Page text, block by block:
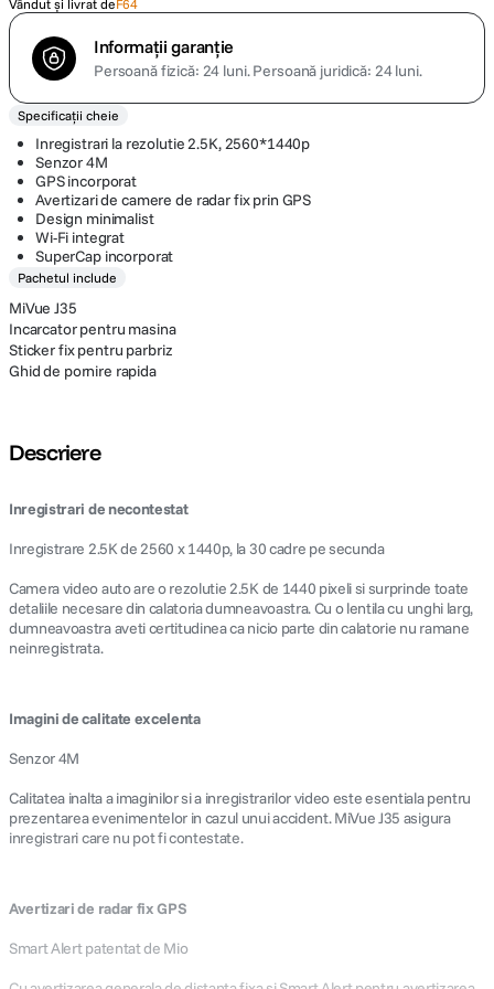
Vândut și livrat de F64
Informații garanție
Persoană fizică: 24 luni.Persoană juridică: 24 luni.
Specificații cheie
Inregistrari la rezolutie 2.5K, 2560*1440p
Senzor 4M
GPS incorporat
Avertizari de camere de radar fix prin GPS
Design minimalist
Wi-Fi integrat
SuperCap incorporat
Pachetul include
MiVue J35
Incarcator pentru masina
Sticker fix pentru parbriz
Ghid de pornire rapida
Descriere
Inregistrari de necontestat
Inregistrare 2.5K de 2560 x 1440p, la 30 cadre pe secunda
Camera video auto are o rezolutie 2.5K de 1440 pixeli si surprinde toate
detaliile necesare din calatoria dumneavoastra. Cu o lentila cu unghi larg,
dumneavoastra aveti certitudinea ca nicio parte din calatorie nu ramane
neinregistrata.
Imagini de calitate excelenta
Senzor 4M
Calitatea inalta a imaginilor si a inregistrarilor video este esentiala pentru
prezentarea evenimentelor in cazul unui accident. MiVue J35 asigura
inregistrari care nu pot fi contestate.
Avertizari de radar fix GPS
Smart Alert patentat de Mio